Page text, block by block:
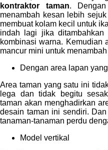
kontraktor taman.
menambah kesan lebih
membuat kolam kecil untuk
indah lagi jika ditambahkan
kombinasi warna. Kemudian
mancur mini untuk
Dengan area lapan
Area taman yang satu ini
lega dan tidak begitu
taman akan menghadirkan
desain taman ini sendiri.
tanaman-tanaman perdu
Model vertikal